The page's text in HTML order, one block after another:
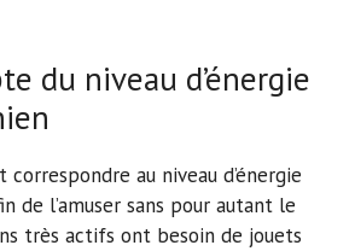
du niveau d’énergie
au niveau d’énergie
de l’amuser sans pour autant le
très actifs ont besoin de jouets